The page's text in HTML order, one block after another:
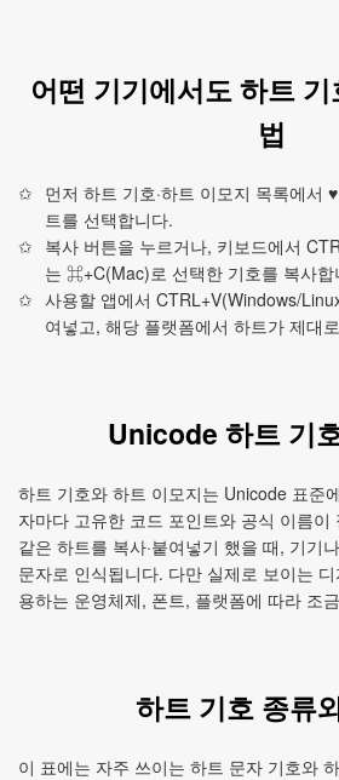
어떤 기기에서도 하트
법
먼저 하트 기호·하트 이모지 목록에
트를 선택합니다.
복사 버튼을 누르거나, 키보드에서
는 ⌘+C(Mac)로 선택한 기호를 복사합
사용할 앱에서 CTRL+V(Windows/
여넣고, 해당 플랫폼에서 하트가 제대
Unicode 하트 기
하트 기호와 하트 이모지는 Unicode 표준
자마다 고유한 코드 포인트와 공식 이름이
같은 하트를 복사·붙여넣기 했을 때, 기기
문자로 인식됩니다. 다만 실제로 보이는
용하는 운영체제, 폰트, 플랫폼에 따라 조
하트 기호 종류
이 표에는 자주 쓰이는 하트 문자 기호와